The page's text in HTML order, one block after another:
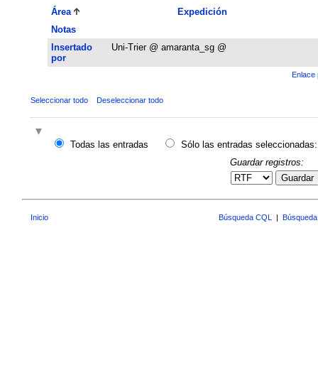
Área
Expedición
Notas
Insertado
por
Uni-Trier @ amaranta_sg @
Enlace
Seleccionar todo Deseleccionar todo
Todas las entradas
Sólo las entradas seleccionadas:
Guardar registros:
Guardar
Inicio Búsqueda CQL